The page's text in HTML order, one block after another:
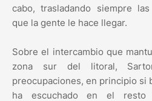
cabo, trasladando siempre
que la gente le hace llegar.
Sobre el intercambio que
zona sur del litoral,
preocupaciones, en principio si
ha escuchado en el